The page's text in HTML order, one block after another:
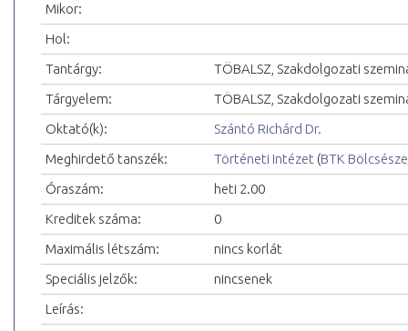
Mikor:
Hol:
Tantárgy:
TÖBALSZ, Szakdolgozati
Tárgyelem:
TÖBALSZ, Szakdolgozati
Oktató(k):
Szántó Richárd Dr.
Meghirdető tanszék:
Történeti Intézet (BTK
Óraszám:
heti 2.00
Kreditek száma:
0
Maximális létszám:
nincs korlát
Speciális jelzők:
nincsenek
Leírás: